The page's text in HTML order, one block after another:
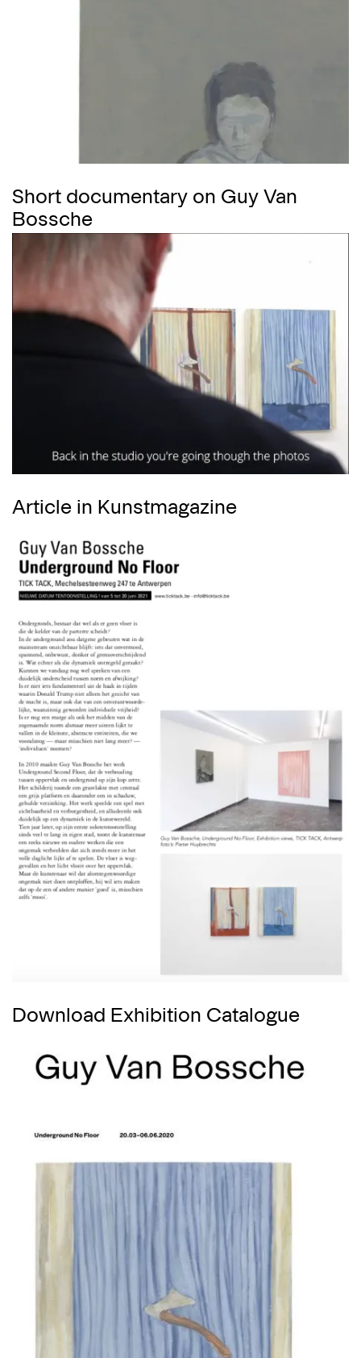
Short documentary on Guy Van
Bossche
Article in Kunstmagazine
Download Exhibition Catalogue